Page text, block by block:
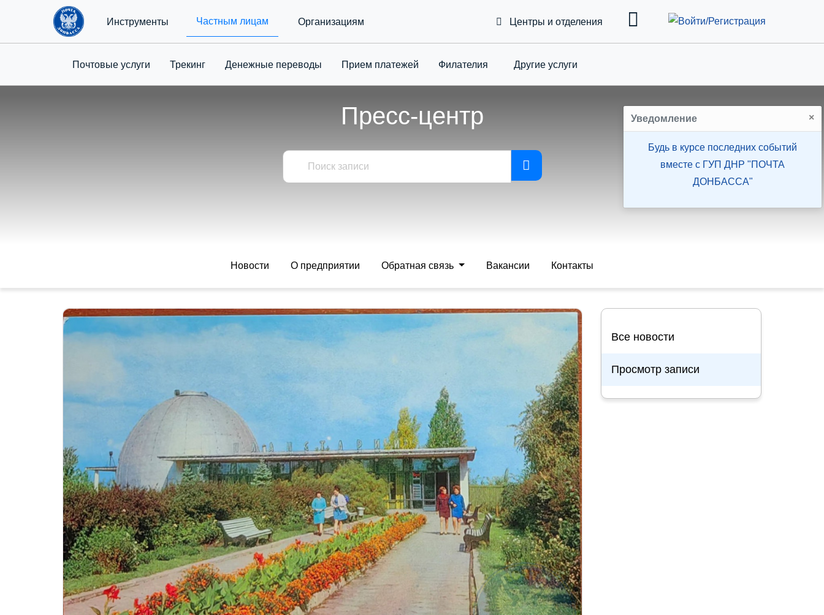
Инструменты Частным лицам Организациям
Почтовые услуги Трекинг Денежные переводы Приeм платежей Филателия
Toggle Dropdown
Другие услуги
Центры и отделения
Пресс-центр
Новости О предприятии Обратная связь Вакансии Контакты
Все новости
Просмотр записи
Уведомление ×
Будь в курсе последних событий
вместе с ГУП ДНР "ПОЧТА
ДОНБАССА"